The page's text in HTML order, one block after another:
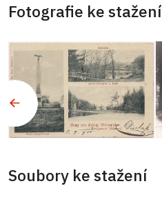
Fotografie ke stažení
Soubory ke stažení